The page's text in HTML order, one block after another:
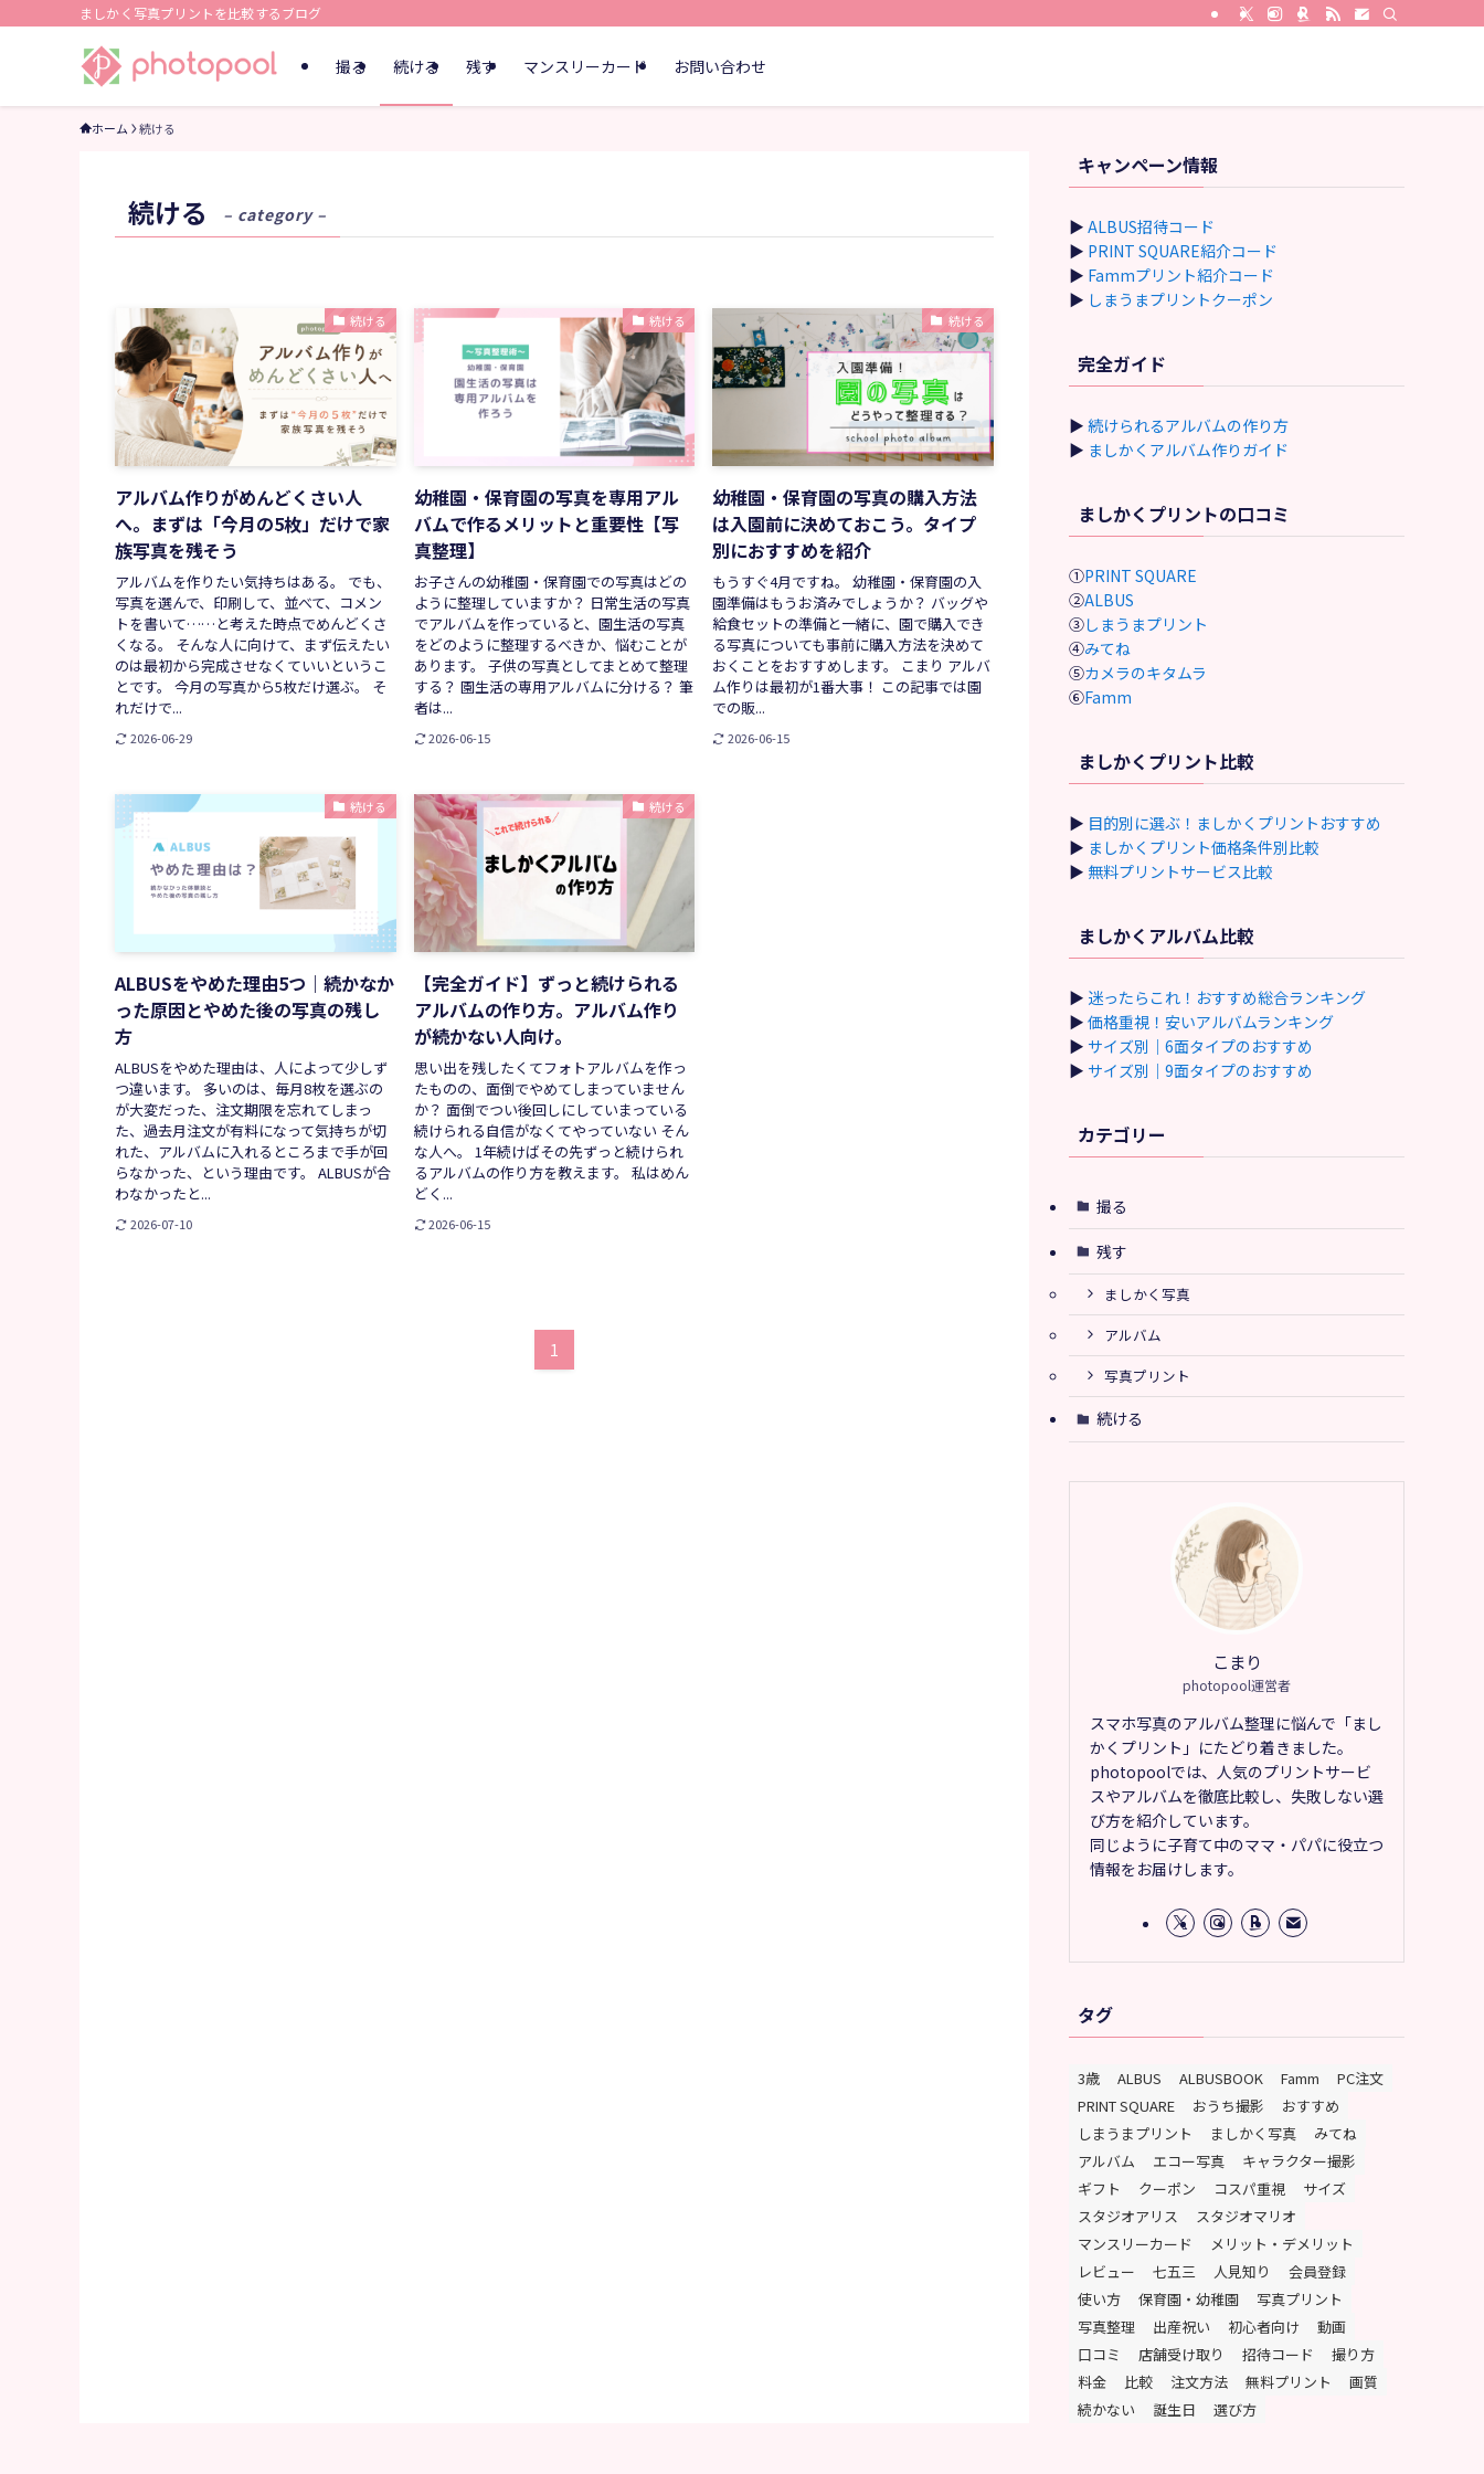
ましかく写真プリントを比較するブログ
撮る 続ける 残す マンスリーカード お問い合わせ
ホーム 続ける
続ける – category –
続ける
アルバム作りがめんどくさい人
へ。まずは「今月の5枚」だけで家
族写真を残そう
アルバムを作りたい気持ちはある。 でも、
写真を選んで、印刷して、並べて、コメン
トを書いて……と考えた時点でめんどくさ
くなる。 そんな人に向けて、まず伝えたい
のは最初から完成させなくていいというこ
とです。 今月の写真から5枚だけ選ぶ。 そ
れだけで...
2026-06-29
続ける
幼稚園・保育園の写真を専用アル
バムで作るメリットと重要性【写
真整理】
お子さんの幼稚園・保育園での写真はどの
ように整理していますか？ 日常生活の写真
でアルバムを作っていると、園生活の写真
をどのように整理するべきか、悩むことが
あります。 子供の写真としてまとめて整理
する？ 園生活の専用アルバムに分ける？ 筆
者は...
2026-06-15
続ける
幼稚園・保育園の写真の購入方法
は入園前に決めておこう。タイプ
別におすすめを紹介
もうすぐ4月ですね。 幼稚園・保育園の入
園準備はもうお済みでしょうか？ バッグや
給食セットの準備と一緒に、園で購入でき
る写真についても事前に購入方法を決めて
おくことをおすすめします。 こまり アルバ
ム作りは最初が1番大事！ この記事では園
での販...
2026-06-15
続ける
ALBUSをやめた理由5つ｜続かなか
った原因とやめた後の写真の残し
方
ALBUSをやめた理由は、人によって少しず
つ違います。 多いのは、毎月8枚を選ぶの
が大変だった、注文期限を忘れてしまっ
た、過去月注文が有料になって気持ちが切
れた、アルバムに入れるところまで手が回
らなかった、という理由です。 ALBUSが合
わなかったと...
2026-07-10
続ける
【完全ガイド】ずっと続けられる
アルバムの作り方。アルバム作り
が続かない人向け。
思い出を残したくてフォトアルバムを作っ
たものの、面倒でやめてしまっていません
か？ 面倒でつい後回しにしていまっている
続けられる自信がなくてやっていない そん
な人へ。 1年続けばその先ずっと続けられ
るアルバムの作り方を教えます。 私はめん
どく...
2026-06-15
1
キャンペーン情報
▶ ALBUS招待コード
▶ PRINT SQUARE紹介コード
▶ Fammプリント紹介コード
▶ しまうまプリントクーポン
完全ガイド
▶ 続けられるアルバムの作り方
▶ ましかくアルバム作りガイド
ましかくプリントの口コミ
①PRINT SQUARE
②ALBUS
③しまうまプリント
④みてね
⑤カメラのキタムラ
⑥Famm
ましかくプリント比較
▶ 目的別に選ぶ！ましかくプリントおすすめ
▶ ましかくプリント価格条件別比較
▶ 無料プリントサービス比較
ましかくアルバム比較
▶ 迷ったらこれ！おすすめ総合ランキング
▶ 価格重視！安いアルバムランキング
▶ サイズ別｜6面タイプのおすすめ
▶ サイズ別｜9面タイプのおすすめ
カテゴリー
撮る
残す
ましかく写真
アルバム
写真プリント
続ける
こまり
photopool運営者
スマホ写真のアルバム整理に悩んで「まし
かくプリント」にたどり着きました。
photopoolでは、人気のプリントサービ
スやアルバムを徹底比較し、失敗しない選
び方を紹介しています。
同じように子育て中のママ・パパに役立つ
情報をお届けします。
タグ
3歳 ALBUS ALBUSBOOK Famm
PC注文
PRINT SQUARE
おうち撮影
おすすめ
しまうまプリント
ましかく写真
みてね
アルバム
エコー写真
キャラクター撮影
ギフト
クーポン コスパ重視
サイズ
スタジオアリス
スタジオマリオ
マンスリーカード
メリット・デメリット
レビュー
七五三 人見知り
会員登録
使い方
保育園・幼稚園
写真プリント
写真整理
出産祝い 初心者向け
動画
口コミ
店舗受け取り 招待コード
撮り方
料金
比較 注文方法 無料プリント
画質
続かない
誕生日 選び方